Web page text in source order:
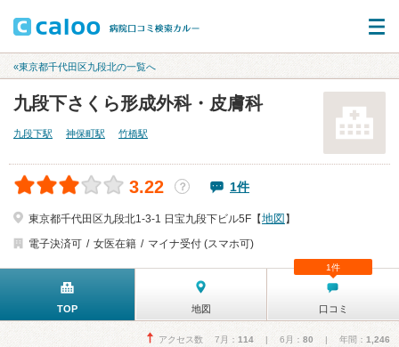
«東京都千代田区九段北の一覧へ
九段下さくら形成外科・皮膚科
九段下駅 神保町駅 竹橋駅
3.22 ？ 1件
東京都千代田区九段北1-3-1 日宝九段下ビル5F【地図 】
電子決済可
女医在籍 マイナ受付 (スマホ可)
TOP 地図 口コミ
1件
アクセス数 7月： 114 | 6月： 80 | 年間： 1,246